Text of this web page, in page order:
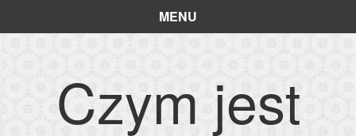
MENU
Czym jest